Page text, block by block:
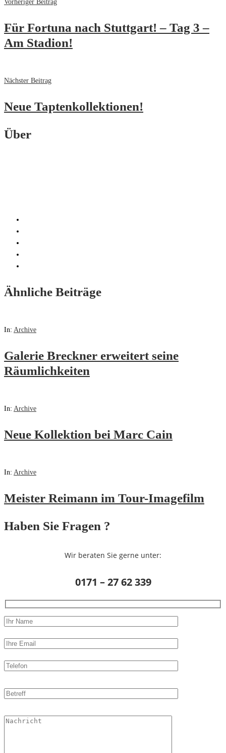
Vorheriger Beitrag
Für Fortuna nach Stuttgart! – Tag 3 –
Am Stadion!
Nächster Beitrag
Neue Taptenkollektionen!
Über
Ähnliche Beiträge
In: Archive
Galerie Breckner erweitert seine
Räumlichkeiten
In: Archive
Neue Kollektion bei Marc Cain
In: Archive
Meister Reimann im Tour-Imagefilm
Haben Sie Fragen ?
Wir beraten Sie gerne unter:
0171 – 27 62 339